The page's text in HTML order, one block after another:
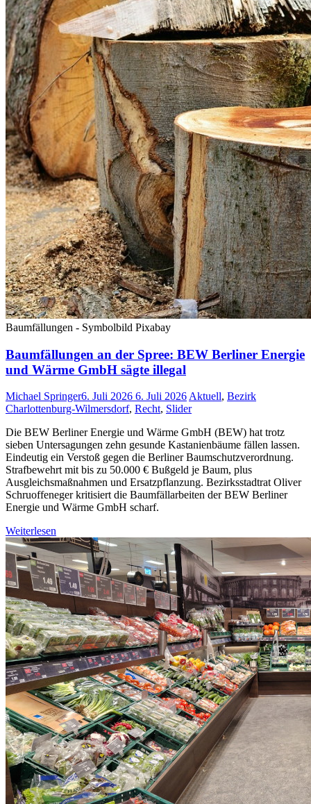
Baumfällungen - Symbolbild Pixabay
Baumfällungen an der Spree: BEW Berliner Energie
und Wärme GmbH sägte illegal
Michael Springer6. Juli 2026 6. Juli 2026Aktuell, Bezirk
Charlottenburg-Wilmersdorf, Recht, Slider
Die BEW Berliner Energie und Wärme GmbH (BEW) hat trotz
sieben Untersagungen zehn gesunde Kastanienbäume fällen lassen.
Eindeutig ein Verstoß gegen die Berliner Baumschutzverordnung.
Strafbewehrt mit bis zu 50.000 € Bußgeld je Baum, plus
Ausgleichsmaßnahmen und Ersatzpflanzung. Bezirksstadtrat Oliver
Schruoffeneger kritisiert die Baumfällarbeiten der BEW Berliner
Energie und Wärme GmbH scharf.
Weiterlesen